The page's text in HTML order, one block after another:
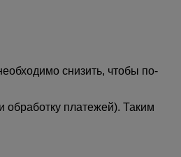
снизить, чтобы по-
обработку платежей). Таким